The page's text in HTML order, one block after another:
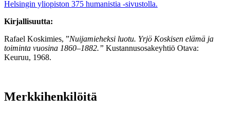
Helsingin yliopiston 375 humanistia -sivustolla.
Kirjallisuutta:
Rafael Koskimies, ”Nuijamieheksi luotu. Yrjö Koskisen elämä ja
toiminta vuosina 1860–1882.” Kustannusosakeyhtiö Otava:
Keuruu, 1968.
Merkkihenkilöitä